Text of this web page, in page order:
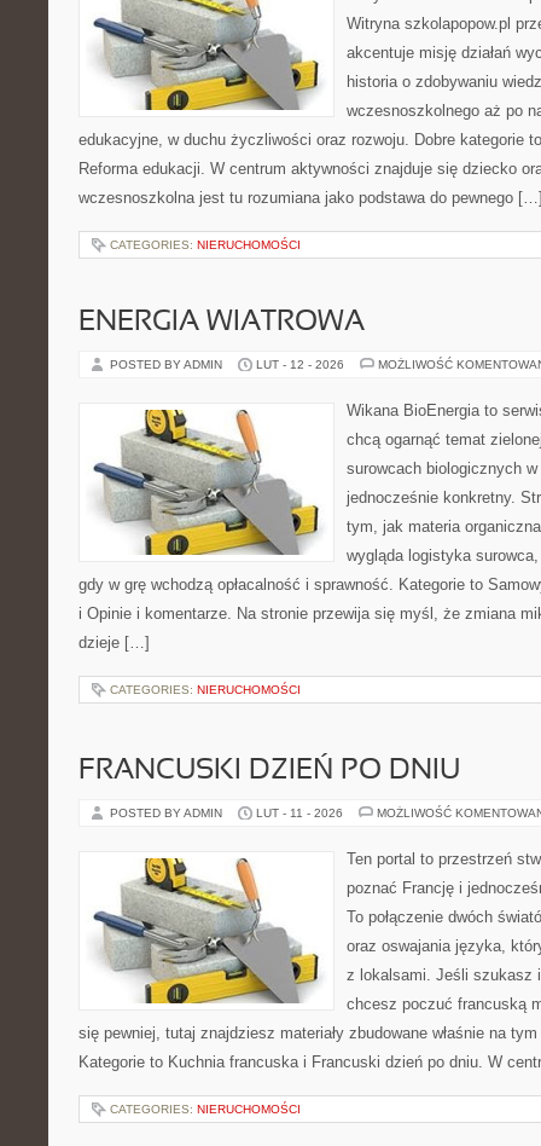
Witryna szkolapopow.pl
akcentuje misję działań
historia o zdobywaniu
wczesnoszkolnego aż po
edukacyjne, w duchu życzliwości oraz rozwoju. Dobre kategorie
Reforma edukacji. W centrum aktywności znajduje się dziecko
wczesnoszkolna jest tu rozumiana jako podstawa do pewnego
CATEGORIES: NIERUCHOMOŚCI
ENERGIA WIATROWA
POSTED BY ADMIN LUT - 12 - 2026 MOŻLIWOŚĆ
Wikana BioEnergia to
chcą ogarnąć temat
surowcach biologicznych
jednocześnie konkretny.
tym, jak materia
wygląda logistyka
gdy w grę wchodzą opłacalność i sprawność. Kategorie to
i Opinie i komentarze. Na stronie przewija się myśl, że zmiana
dzieje […]
CATEGORIES: NIERUCHOMOŚCI
FRANCUSKI DZIEŃ PO DNIU
POSTED BY ADMIN LUT - 11 - 2026 MOŻLIWOŚĆ
Ten portal to przestrzeń
poznać Francję i
To połączenie dwóch
oraz oswajania języka,
z lokalsami. Jeśli szukasz
chcesz poczuć francuską
się pewniej, tutaj znajdziesz materiały zbudowane właśnie na
Kategorie to Kuchnia francuska i Francuski dzień po dniu. W
CATEGORIES: NIERUCHOMOŚCI